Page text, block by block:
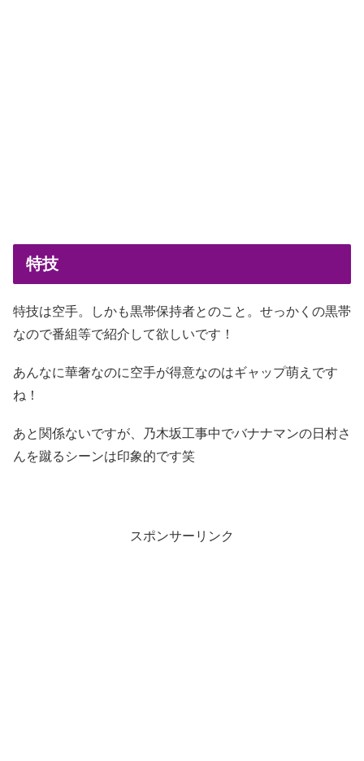
特技
特技は空手。しかも黒帯保持者とのこと。せっかくの黒帯
なので番組等で紹介して欲しいです！
あんなに華奢なのに空手が得意なのはギャップ萌えです
ね！
あと関係ないですが、乃木坂工事中でバナナマンの日村さ
んを蹴るシーンは印象的です笑
スポンサーリンク